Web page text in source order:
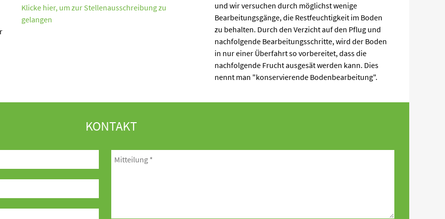
Klicke hier, um zur Stellenausschreibung zu
gelangen
und wir versuchen durch möglichst wenige
Bearbeitungsgänge, die Restfeuchtigkeit im Boden
zu behalten. Durch den Verzicht auf den Pflug und
nachfolgende Bearbeitungsschritte, wird der Boden
in nur einer Überfahrt so vorbereitet, dass die
nachfolgende Frucht ausgesät werden kann. Dies
nennt man "konservierende Bodenbearbeitung".
KONTAKT